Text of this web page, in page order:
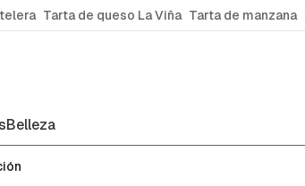
Tarta de queso La Viña Tarta de manzana
Belleza